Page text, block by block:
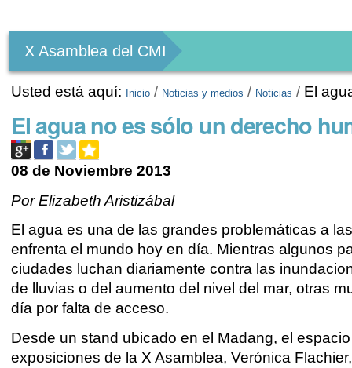
Personales
X Asamblea del CMI
Usted está aquí: Inicio / Noticias y medios / Noticias / El
El agua no es sólo un derecho
08 de Noviembre 2013
Por Elizabeth Aristizábal
El agua es una de las grandes problemáticas a
enfrenta el mundo hoy en día. Mientras algunos
ciudades luchan diariamente contra las
de lluvias o del aumento del nivel del mar, otras
día por falta de acceso.
Desde un stand ubicado en el Madang, el
exposiciones de la X Asamblea,Verónica Flachier,